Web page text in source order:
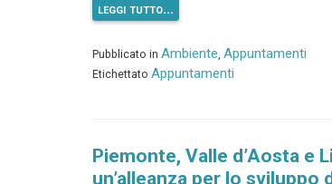
leggi tutto…
Pubblicato in Ambiente, Appuntamenti
Etichettato Appuntamenti
Piemonte, Valle d’Aosta e
un’alleanza per lo sviluppo